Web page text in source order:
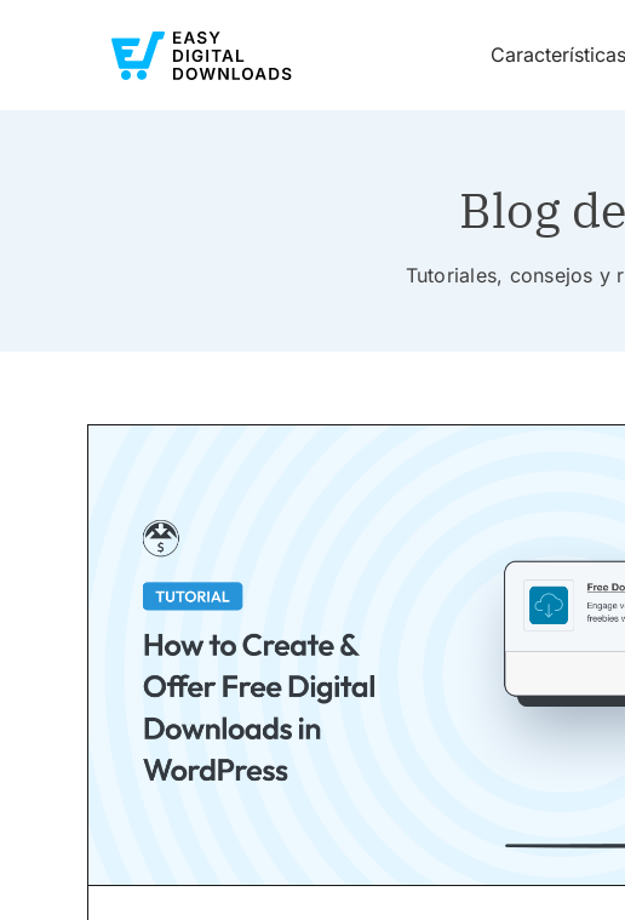
Características
Blog
Tutoriales, consejos y